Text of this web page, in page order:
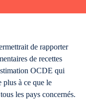
de rapporter
de recettes
OCDE qui
plus à ce que le
les pays concernés.